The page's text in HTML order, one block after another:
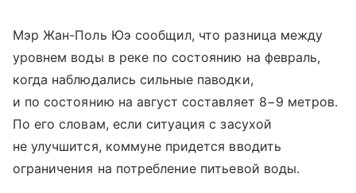
Мэр Жан-Поль Юэ сообщил, что разница между
уровнем воды в реке по состоянию на февраль,
когда наблюдались сильные паводки,
и по состоянию на август составляет 8−9 метров.
По его словам, если ситуация с засухой
не улучшится, коммуне придется вводить
ограничения на потребление питьевой воды.